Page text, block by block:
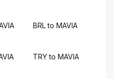
BRL to MAVIA
TRY to MAVIA